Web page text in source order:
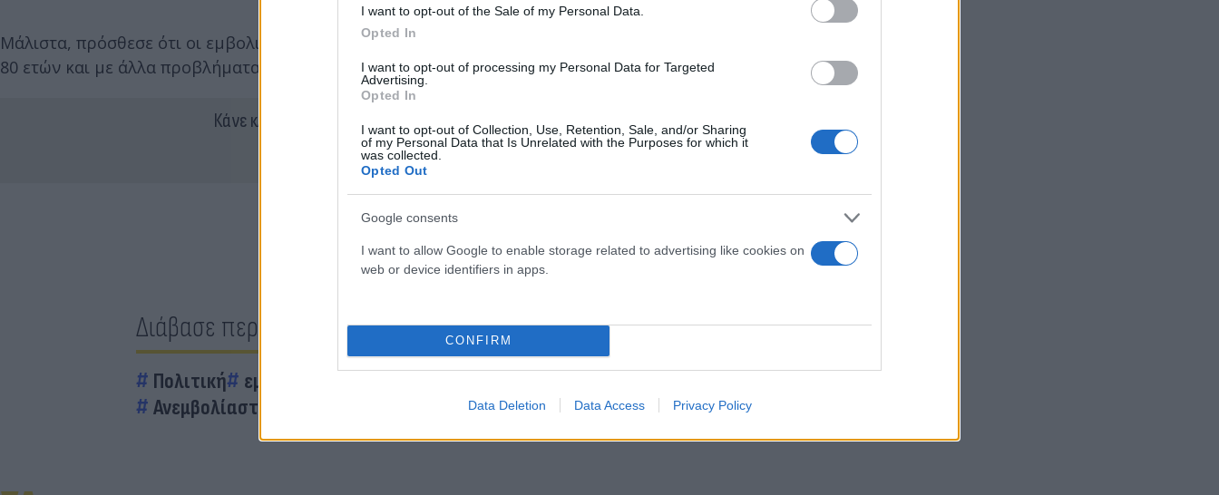
I want to opt-out of the Sale of my Personal Data.
Opted In
I want to opt-out of processing my Personal Data for Targeted
Advertising.
Opted In
I want to opt-out of Collection, Use, Retention, Sale, and/or Sharing
of my Personal Data that Is Unrelated with the Purposes for which it
was collected.
Opted Out
Google consents
I want to allow Google to enable storage related to advertising like cookies on
web or device identifiers in apps.
CONFIRM
Data Deletion Data Access Privacy Policy
Μάλιστα, πρόσθεσε ότι οι εμβολιασμένοι με 3 δόσεις αφορούν μεμονωμένες περιπτώσεις ασθενών κυρίως άνω των
80 ετών και με άλλα προβλήματα υγείας.
Κάνε κλικ και δες περισσότερο Flash.grστην αναζήτηση της Google
Διάβασε περισσότερα
Πολιτική εμβολιασμός
Ανεμβολίαστοι Υγειονομικοί